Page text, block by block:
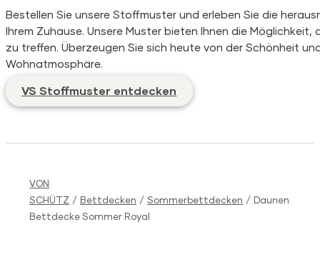
Bestellen Sie unsere Stoffmuster und erleben Sie die
Ihrem Zuhause. Unsere Muster bieten Ihnen die
zu treffen. Überzeugen Sie sich heute von der Schönheit
Wohnatmosphäre.
VS Stoffmuster entdecken
VON
SCHÜTZ / Bettdecken / Sommerbettdecken / Daunen
Bettdecke Sommer Royal